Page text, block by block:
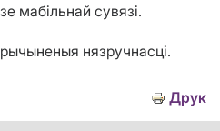
мабільнай сувязі.
нязручнасці.
Друк